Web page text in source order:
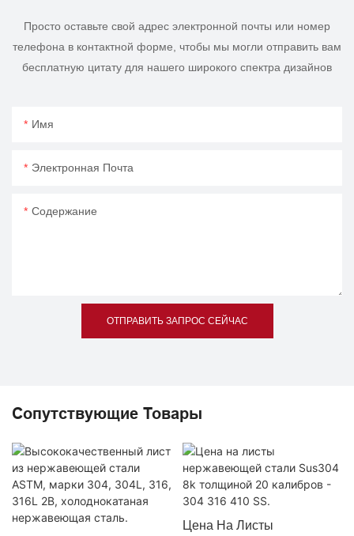
Просто оставьте свой адрес электронной почты или номер
телефона в контактной форме, чтобы мы могли отправить вам
бесплатную цитату для нашего широкого спектра дизайнов
Имя
Электронная Почта
Содержание
ОТПРАВИТЬ ЗАПРОС СЕЙЧАС
Сопутствующие Товары
Цена На Листы